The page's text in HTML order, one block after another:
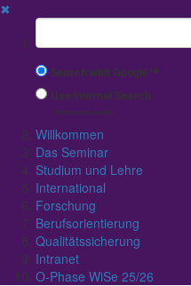
✖
Suchbegriff
Search with Google™
Use Internal Search
(limited result quality)
Willkommen
Das Seminar
Studium und Lehre
International
Forschung
Berufsorientierung
Qualitätssicherung
Intranet
O-Phase WiSe 25/26